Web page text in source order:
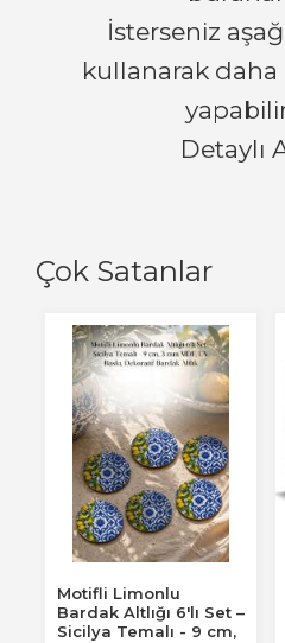
Çok Satanlar
Motifli Limonlu
Bardak Altlığı 6'lı Set –
Sicilya Temalı - 9 cm,
İsterseniz
kullanarak daha
Detaylı